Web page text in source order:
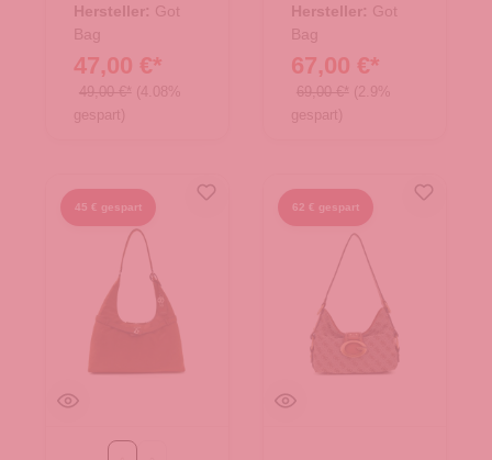
Hersteller: Got
Bag
47,00 €*
49,00 €* (4.08%
gespart)
Hersteller: Got
Bag
67,00 €*
69,00 €* (2.9%
gespart)
45 € gespart 62 € gespart